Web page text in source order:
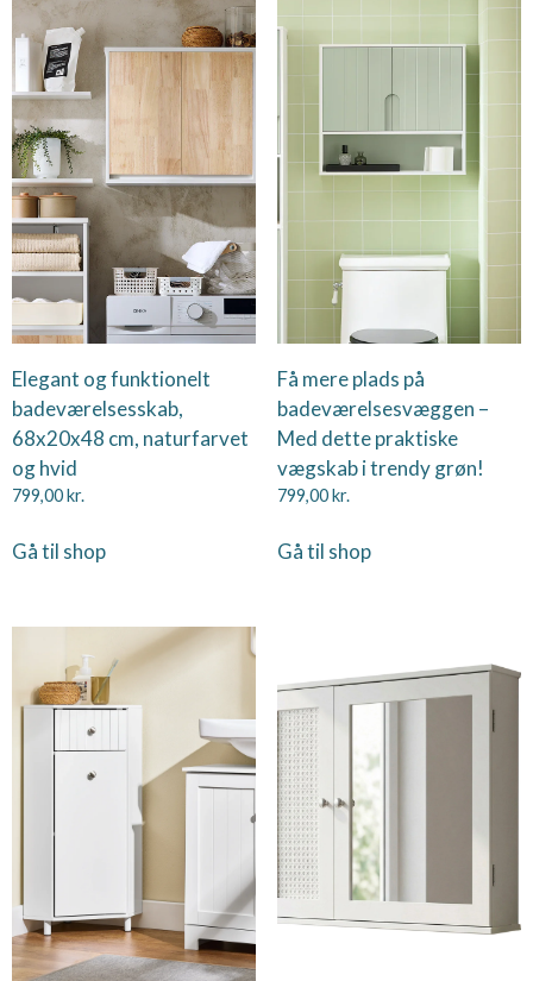
Elegant og funktionelt
badeværelsesskab,
68x20x48 cm, naturfarvet
og hvid
799,00kr.
Gå til shop
Få mere plads på
badeværelsesvæggen –
Med dette praktiske
vægskab i trendy grøn!
799,00kr.
Gå til shop